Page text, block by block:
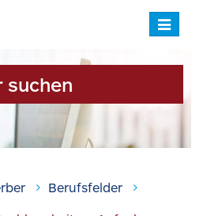
suchen
Berufsfelder